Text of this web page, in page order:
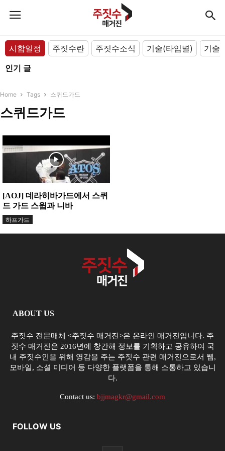
시합일정 주짓수란 주짓수소식 기술(타입별)
기술
인기 글
Home Tags 스퀴드가드
스퀴드가드
[AOJ] 데라히바가드에서 스퀴
드 가드 스윕과 니바
하프가드
ABOUT US
주짓수 전문매체 <주짓수 매거진>은 온라인 매거진입니다. 주
짓수 매거진은 2016년에 창간해 정보를 기획하고 공유하여 국
내 주짓수인을 위해 영감을 주는 주짓수 관련 매거진으로서 웹,
모바일, 소셜 미디어 등 다양한 플랫폼을 통해 소통하고 있습니
다.
Contact us: bjjmagkr@gmail.com
FOLLOW US